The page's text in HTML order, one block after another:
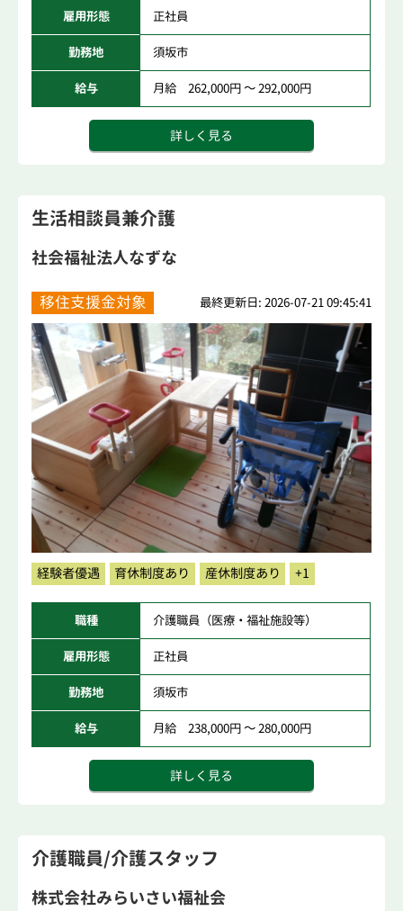
雇用形態 正社員
勤務地 須坂市
給与 月給 262,000円 ～ 292,000円
詳しく見る
生活相談員兼介護
社会福祉法人なずな
移住支援金対象 最終更新日: 2026-07-21 09:45:41
経験者優遇 育休制度あり 産休制度あり +1
職種 介護職員（医療・福祉施設等）
雇用形態 正社員
勤務地 須坂市
給与 月給 238,000円 ～ 280,000円
詳しく見る
介護職員/介護スタッフ
株式会社みらいさい福祉会